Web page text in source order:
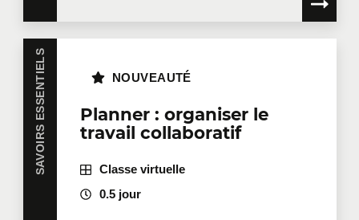
Formation*
Dites-nous en plus
Votre fonction
SAVOIRS ESSENTIELS
Planner : organiser le
travail collaboratif
NOUVEAUTÉ
Classe virtuelle
0.5 jour